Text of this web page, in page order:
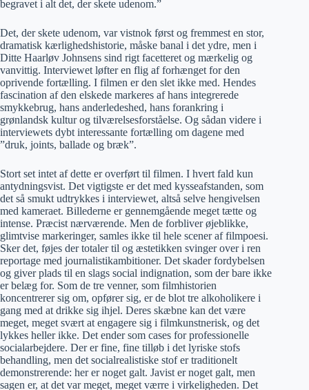
begravet i alt det, der skete udenom.”
Det, der skete udenom, var vistnok først og fremmest en stor,
dramatisk kærlighedshistorie, måske banal i det ydre, men i
Ditte Haarløv Johnsens sind rigt facetteret og mærkelig og
vanvittig. Interviewet løfter en flig af forhænget for den
oprivende fortælling. I filmen er den slet ikke med. Hendes
fascination af den elskede markeres af hans integrerede
smykkebrug, hans anderledeshed, hans forankring i
grønlandsk kultur og tilværelsesforståelse. Og sådan videre i
interviewets dybt interessante fortælling om dagene med
”druk, joints, ballade og bræk”.
Stort set intet af dette er overført til filmen. I hvert fald kun
antydningsvist. Det vigtigste er det med kysseafstanden, som
det så smukt udtrykkes i interviewet, altså selve hengivelsen
med kameraet. Billederne er gennemgående meget tætte og
intense. Præcist nærværende. Men de forbliver øjeblikke,
glimtvise markeringer, samles ikke til hele scener af filmpoesi.
Sker det, føjes der totaler til og æstetikken svinger over i ren
reportage med journalistikambitioner. Det skader fordybelsen
og giver plads til en slags social indignation, som der bare ikke
er belæg for. Som de tre venner, som filmhistorien
koncentrerer sig om, opfører sig, er de blot tre alkoholikere i
gang med at drikke sig ihjel. Deres skæbne kan det være
meget, meget svært at engagere sig i filmkunstnerisk, og det
lykkes heller ikke. Det ender som cases for professionelle
socialarbejdere. Der er fine, fine tilløb i det lyriske stofs
behandling, men det socialrealistiske stof er traditionelt
demonstrerende: her er noget galt. Javist er noget galt, men
sagen er, at det var meget, meget værre i virkeligheden. Det